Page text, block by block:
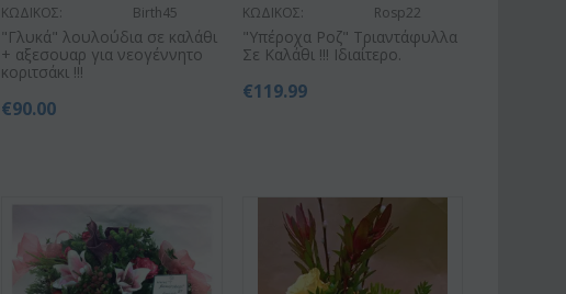
ΚΩΔΙΚΟΣ: Birth45
"Γλυκά" λουλούδια σε καλάθι
+ αξεσουαρ για νεογέννητο
κοριτσάκι !!!
€90.00
ΚΩΔΙΚΟΣ: Rosp22
"Υπέροχα Ροζ" Τριαντάφυλλα
Σε Καλάθι !!! Ιδιαίτερο.
€119.99